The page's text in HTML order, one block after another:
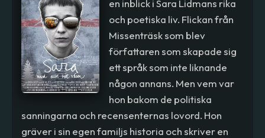
en inblick i Sara Lidmans rika
och poetiska liv. Flickan från
Missenträsk som blev
författaren som skapade sig
ett språk som inte liknande
någon annans. Men vem var
hon bakom de politiska
sanningarna och recensenternas lovord. Hon
gräver i sin egen familjs historia och skriver en